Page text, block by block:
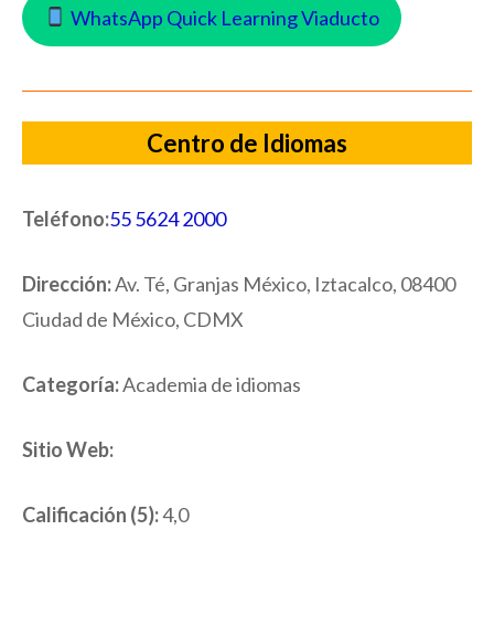
WhatsApp Quick Learning Viaducto
Centro de Idiomas
Teléfono:55 5624 2000
Dirección:Av. Té, Granjas México, Iztacalco, 08400
Ciudad de México, CDMX
Categoría:Academia de idiomas
Sitio Web:
Calificación (5):4,0